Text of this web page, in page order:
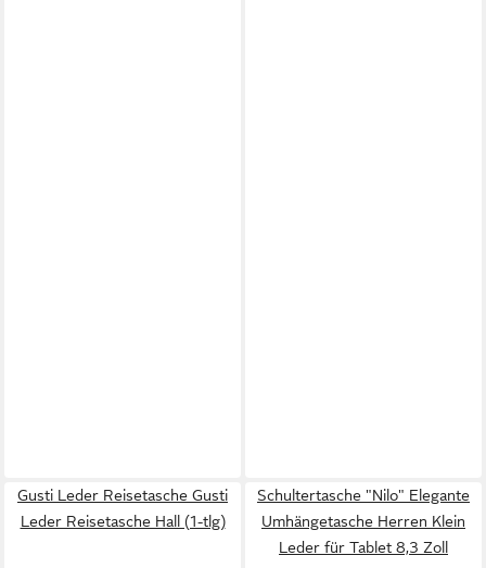
Gusti Leder Reisetasche Gusti
Leder Reisetasche Hall (1-tlg)
Schultertasche "Nilo" Elegante
Umhängetasche Herren Klein
Leder für Tablet 8,3 Zoll